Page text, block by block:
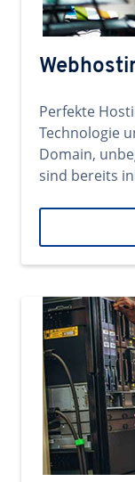
Perfekte
Technologie
Domain,
sind bereits